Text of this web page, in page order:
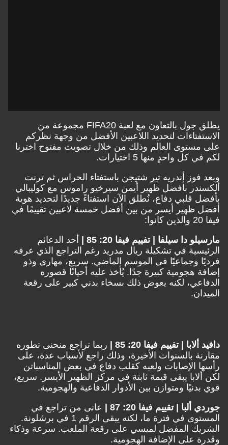
يطلق جول بالتعاون مع لعبة FIFA20 مجموعة من
الاستفتاءات لتحديد اللاعبين الأفضل من وجهة نظركم
على مستوى العالم وذلك من خلال تصويت مفتوح اخترنا
لكم في كل واحدٍ منها 5 اختيارات.
وبعد فوز أندريه تير شتيجن باستفتاء الحراس ثم ترنت
ألكسندر بأفضل ظهير أيمن سيرخيو راموس مع كوليبالي
بأفضل قلبي دفاع، نُطلق الآن استفتاءً جديدًا لتحديد هوية
أفضل ظهير أيسر من بين أفضل خمسة لاعبين تقييمًا في
فيفا 20 والذين كانوا:
مارسيلو دا سيلفا | تفييم فيفا 20: 85 |
أحد الدعائم
الرئيسية في تشكيلة ريال مدريد رغم التراجع الذي عرفه
فرديًا وجماعيًا في الموسم الماضي. سريع، مهاري وذو
إضافة هجومية كبيرة جدًا. يُأخذ عليه أحيانًا قصوره
الدفاعي، لكنه يعوض ذلك بسخاء بدني كبير على رقعة
الميدان.
دافيد ألابا | تفييم فيفا 20: 85 |
ربما تراجع منحنى تطوره
مقارنة بالسنوات الأخيرة، وذلك راجع لأسباب عدة، على
رأسها الإصابات ولعبه كقلب دفاع في بعض المناسباتن
لكن ألابا يبقى قيمة ثابتة في مركز الظهير الأيسر. سريع،
قوي بدنيًا ومتوازن بين الأدوار الدفاعية والهجومية.
جوردي ألبا | تقييم فيفا 20: 87 |
عانى من تراجع في
المستوى في فترة ما، لكنه يبقى الرقم 1 في برشلونة.
الشريك المفضل لميسي على رقعة الملعب. سرعة وذكاء
وقدرة على الإضافة الهجومية.